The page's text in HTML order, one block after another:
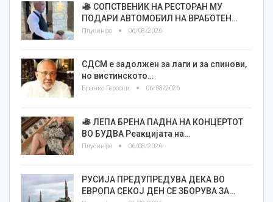
СОПСТВЕНИК НА РЕСТОРАН МУ
ПОДАРИ АВТОМОБИЛ НА ВРАБОТЕН…
Плусинфо 06/08/2026
СДСМ е задолжен за лаги и за спинови,
но вистинското…
Бранко Героски 06/08/2026
ЛЕПА БРЕНА ПАДНА НА КОНЦЕРТОТ
ВО БУДВА Реакцијата на…
Плусинфо 06/08/2026
РУСИЈА ПРЕДУПРЕДУВА ДЕКА ВО
ЕВРОПА СЕКОЈ ДЕН СЕ ЗБОРУВА ЗА…